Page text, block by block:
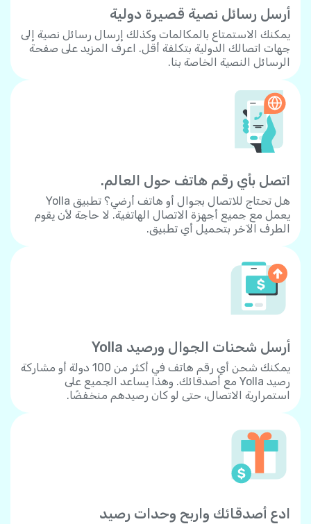
أرسل رسائل نصية قصيرة دولية
يمكنك الاستمتاع بالمكالمات وكذلك إرسال رسائل نصية إلى
جهات اتصالك الدولية بتكلفة أقل. اعرف المزيد على صفحة
الرسائل النصية الخاصة بنا.
اتصل بأي رقم هاتف حول العالم.
هل تحتاج للاتصال بجوال أو هاتف أرضي؟ تطبيق Yolla
يعمل مع جميع أجهزة الاتصال الهاتفية. لا حاجة لأن يقوم
الطرف الآخر بتحميل أي تطبيق.
أرسل شحنات الجوال ورصيد Yolla
يمكنك شحن أي رقم هاتف في أكثر من 100 دولة أو مشاركة
رصيد Yolla مع أصدقائك. وهذا يساعد الجميع على
استمرارية الاتصال، حتى لو كان رصيدهم منخفضًا.
ادع أصدقائك واربح وحدات رصيد